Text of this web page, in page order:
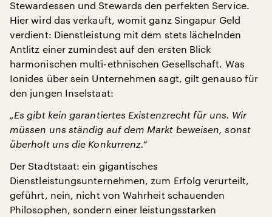
Stewardessen und Stewards den perfekten Service.
Hier wird das verkauft, womit ganz Singapur Geld
verdient: Dienstleistung mit dem stets lächelnden
Antlitz einer zumindest auf den ersten Blick
harmonischen multi-ethnischen Gesellschaft. Was
Ionides über sein Unternehmen sagt, gilt genauso für
den jungen Inselstaat:
„Es gibt kein garantiertes Existenzrecht für uns. Wir
müssen uns ständig auf dem Markt beweisen, sonst
überholt uns die Konkurrenz.“
Der Stadtstaat: ein gigantisches
Dienstleistungsunternehmen, zum Erfolg verurteilt,
geführt, nein, nicht von Wahrheit schauenden
Philosophen, sondern einer leistungsstarken